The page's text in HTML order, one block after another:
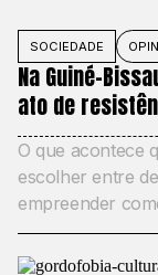
SOCIEDADE
Na Guiné-
ato de
O que acontece
escolher entre
empreender